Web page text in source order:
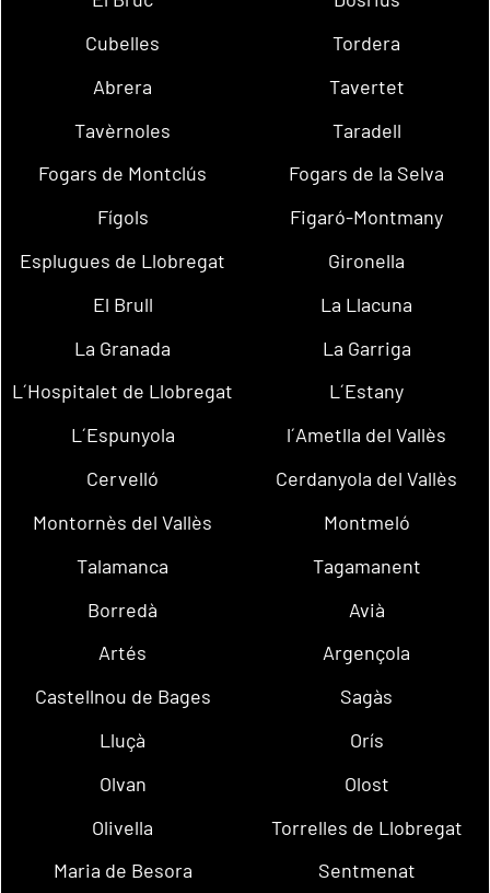
Cubelles
Tordera
Abrera
Tavertet
Tavèrnoles
Taradell
Fogars de Montclús
Fogars de la Selva
Fígols
Figaró-Montmany
Esplugues de Llobregat
Gironella
El Brull
La Llacuna
La Granada
La Garriga
L´Hospitalet de Llobregat
L´Estany
L´Espunyola
l´Ametlla del Vallès
Cervelló
Cerdanyola del Vallès
Montornès del Vallès
Montmeló
Talamanca
Tagamanent
Borredà
Avià
Artés
Argençola
Castellnou de Bages
Sagàs
Lluçà
Orís
Olvan
Olost
Olivella
Torrelles de Llobregat
Maria de Besora
Sentmenat